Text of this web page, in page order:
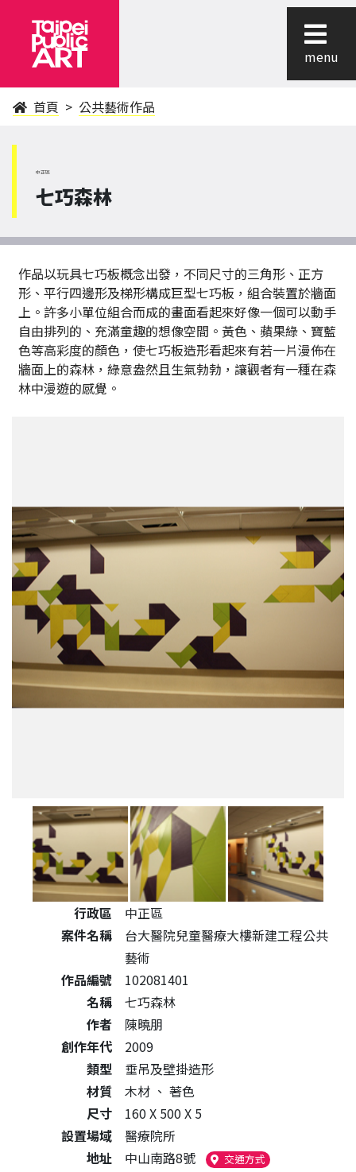
menu
首頁 公共藝術作品
中正區
七巧森林
作品以玩具七巧板概念出發，不同尺寸的三角形、正方
形、平行四邊形及梯形構成巨型七巧板，組合裝置於牆面
上。許多小單位組合而成的畫面看起來好像一個可以動手
自由排列的、充滿童趣的想像空間。黃色、蘋果綠、寶藍
色等高彩度的顏色，使七巧板造形看起來有若一片漫佈在
牆面上的森林，綠意盎然且生氣勃勃，讓觀者有一種在森
林中漫遊的感覺。
公共藝術作品詳細資料
行政區
中正區
案件名稱
台大醫院兒童醫療大樓新建工程公共
藝術
作品編號
102081401
名稱
七巧森林
作者
陳曉朋
創作年代
2009
類型
垂吊及壁掛造形
材質
木材 、 著色
尺寸
160 X 500 X 5
設置場域
醫療院所
地址
中山南路8號 交通方式（另開新視窗）